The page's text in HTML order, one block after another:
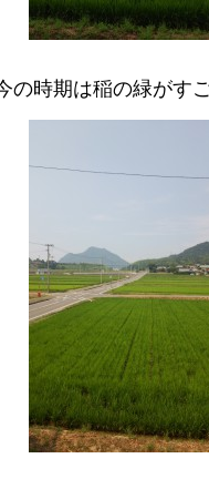
の時期は稲の緑がす